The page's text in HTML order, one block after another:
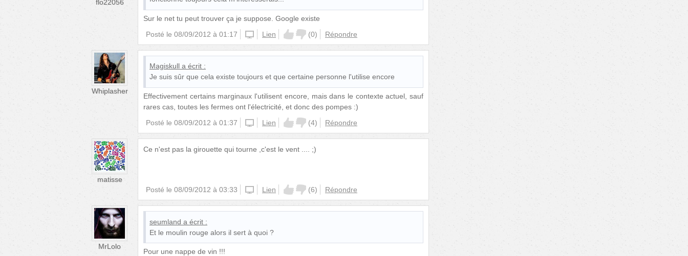
flo22056
Sur le net tu peut trouver ça je suppose. Google existe
Posté le 08/09/2012 à 01:17 iphoneLien (0) Répondre
Whiplasher
Magiskull a écrit :
Je suis sûr que cela existe toujours et que certaine personne l'utilise encore
Effectivement certains marginaux l'utilisent encore, mais dans le contexte actuel, sauf
rares cas, toutes les fermes ont l'électricité, et donc des pompes :)
Posté le 08/09/2012 à 01:37 iphoneLien (4) Répondre
matisse
Ce n'est pas la girouette qui tourne ,c'est le vent .... ;)
Posté le 08/09/2012 à 03:33 websiteLien (6) Répondre
MrLolo
seumland a écrit :
Et le moulin rouge alors il sert à quoi ?
Pour une nappe de vin !!!